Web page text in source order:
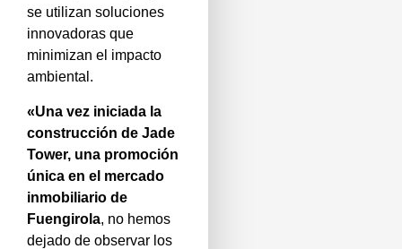
se utilizan soluciones
innovadoras que
minimizan el impacto
ambiental.
«Una vez iniciada la
construcción de Jade
Tower, una promoción
única en el mercado
inmobiliario de
Fuengirola, no hemos
dejado de observar los